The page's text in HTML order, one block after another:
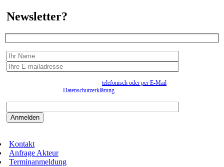
Newsletter?
telefonisch oder per E-Mail
Datenschutzerklärung
Kontakt
Anfrage Akteur
Terminanmeldung